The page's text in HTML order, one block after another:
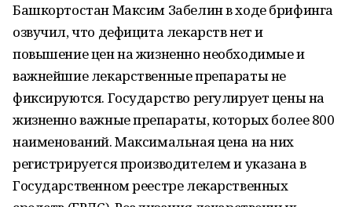
Башкортостан Максим Забелин в ходе брифинга
озвучил, что дефицита лекарств нет и
повышение цен на жизненно необходимые и
важнейшие лекарственные препараты не
фиксируются. Государство регулирует цены на
жизненно важные препараты, которых более 800
наименований. Максимальная цена на них
регистрируется производителем и указана в
Государственном реестре лекарственных